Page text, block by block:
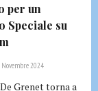
per un
Speciale su
Novembre 2024
Grenet torna a